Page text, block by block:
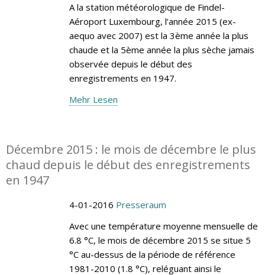
A la station météorologique de Findel-
Aéroport Luxembourg, l’année 2015 (ex-
aequo avec 2007) est la 3ème année la plus
chaude et la 5ème année la plus sèche jamais
observée depuis le début des
enregistrements en 1947.
Mehr Lesen
Décembre 2015 : le mois de décembre le plus
chaud depuis le début des enregistrements
en 1947
4-01-2016 Presseraum
Avec une température moyenne mensuelle de
6.8 °C, le mois de décembre 2015 se situe 5
°C au-dessus de la période de référence
1981-2010 (1.8 °C), reléguant ainsi le